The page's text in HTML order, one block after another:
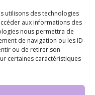
utilisons des technologies
aux informations des
nous permettra de
de navigation ou les ID
ou de retirer son
certaines caractéristiques